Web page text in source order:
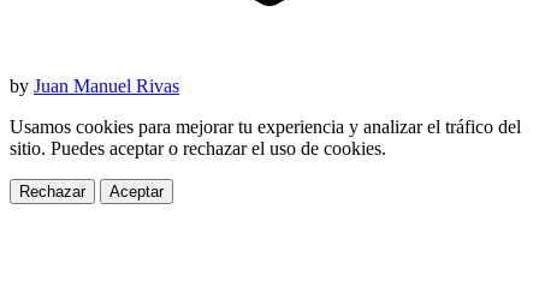
by Juan Manuel Rivas
Usamos cookies para mejorar tu experiencia y analizar el tráfico del
sitio. Puedes aceptar o rechazar el uso de cookies.
Rechazar Aceptar